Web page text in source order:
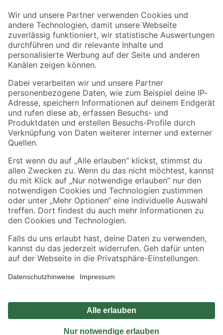
Der toom Newsletter: Keine Angebote und Aktionen mehr verpassen!
Zur Newsletter Anmeldung
Folge uns
Zahlungsarten Versandarten
Sicher einkaufen
Jetzt die toom-App herunterladen
Alle Preisangaben in EUR inkl. gesetzl. MwSt.. Die dargestellten Angebote sind unter
Umständen nicht in allen Märkten verfügbar. Die angegebenen Verfügbarkeiten beziehen
Produkte nur solange der Vorrat reicht.
*Paketversand ab 59 € versandkostenfrei, gilt nicht für Artikel mit Speditionsversand, hier
Privatsphäre Impressum
Nutzungsbedingungen
Widerrufsrecht
Vertrag widerrufen